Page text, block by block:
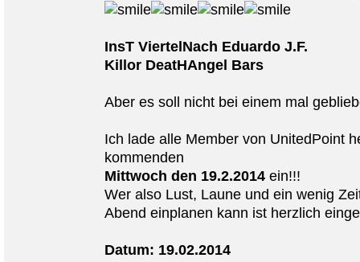
InsT ViertelNach Eduardo J.F.
Killor DeatHAngel Bars
Aber es soll nicht bei einem mal
Ich lade alle Member von UnitedPoint
kommenden
Mittwoch den 19.2.2014 ein!!!
Wer also Lust, Laune und ein wenig
Abend einplanen kann ist herzlich
Datum: 19.02.2014